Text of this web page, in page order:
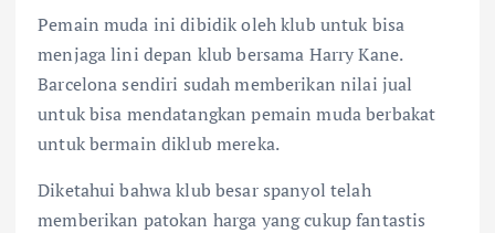
Pemain muda ini dibidik oleh klub untuk bisa
menjaga lini depan klub bersama Harry Kane.
Barcelona sendiri sudah memberikan nilai jual
untuk bisa mendatangkan pemain muda berbakat
untuk bermain diklub mereka.
Diketahui bahwa klub besar spanyol telah
memberikan patokan harga yang cukup fantastis